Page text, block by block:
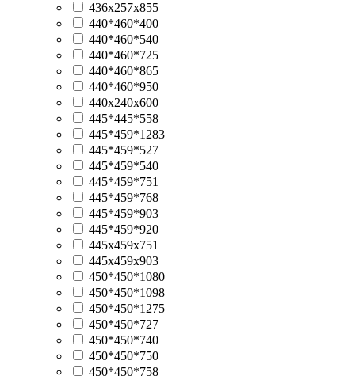
436x257x855
440*460*400
440*460*540
440*460*725
440*460*865
440*460*950
440x240x600
445*445*558
445*459*1283
445*459*527
445*459*540
445*459*751
445*459*768
445*459*903
445*459*920
445х459х751
445х459х903
450*450*1080
450*450*1098
450*450*1275
450*450*727
450*450*740
450*450*750
450*450*758